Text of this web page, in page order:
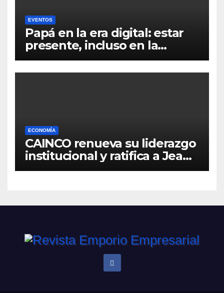
EVENTOS
Papá en la era digital: estar
presente, incluso en la
distancia
ECONOMÍA
CAINCO renueva su liderazgo
institucional y ratifica a Jean
Pierre Antelo para una nueva